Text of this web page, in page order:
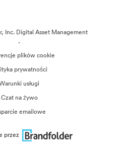
Inc. Digital Asset Management
·
plików cookie
prywatności
usługi
Czat na żywo
emailowe
przez